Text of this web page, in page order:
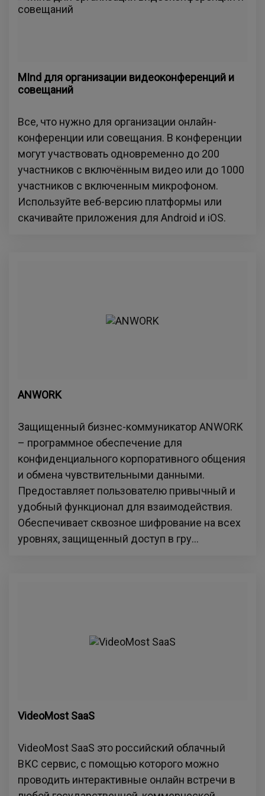
MInd для организации видеоконференций и
совещаний
Все, что нужно для организации онлайн-
конференции или совещания. В конференции
могут участвовать одновременно до 200
участников с включённым видео или до 1000
участников с включенным микрофоном.
Используйте веб-версию платформы или
скачивайте приложения для Android и iOS.
ANWORK
Защищенный бизнес-коммуникатор ANWORK
– программное обеспечение для
конфиденциального корпоративного общения
и обмена чувствительными данными.
Предоставляет пользователю привычный и
удобный функционал для взаимодействия.
Обеспечивает сквозное шифрование на всех
уровнях, защищенный доступ в гру...
VideoMost SaaS
VideoMost SaaS это российский облачный
ВКС сервис, с помощью которого можно
проводить интерактивные онлайн встречи в